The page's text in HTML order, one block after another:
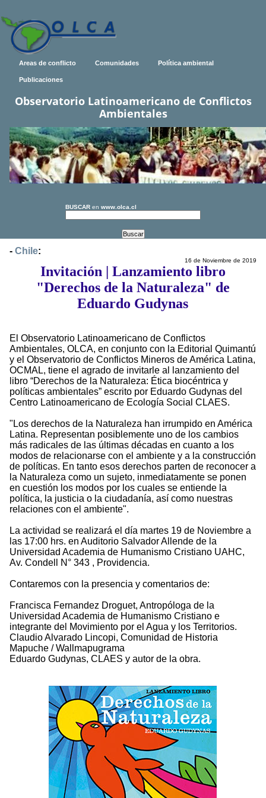
Areas de conflicto Comunidades Política ambiental
Publicaciones
Observatorio Latinoamericano de Conflictos
Ambientales
BUSCAR en www.olca.cl
- Chile:
16 de Noviembre de 2019
Invitación | Lanzamiento libro
"Derechos de la Naturaleza" de
Eduardo Gudynas
El Observatorio Latinoamericano de Conflictos
Ambientales, OLCA, en conjunto con la Editorial Quimantú
y el Observatorio de Conflictos Mineros de América Latina,
OCMAL, tiene el agrado de invitarle al lanzamiento del
libro “Derechos de la Naturaleza: Ética biocéntrica y
políticas ambientales” escrito por Eduardo Gudynas del
Centro Latinoamericano de Ecología Social CLAES.
"Los derechos de la Naturaleza han irrumpido en América
Latina. Representan posiblemente uno de los cambios
más radicales de las últimas décadas en cuanto a los
modos de relacionarse con el ambiente y a la construcción
de políticas. En tanto esos derechos parten de reconocer a
la Naturaleza como un sujeto, inmediatamente se ponen
en cuestión los modos por los cuales se entiende la
política, la justicia o la ciudadanía, así como nuestras
relaciones con el ambiente".
La actividad se realizará el día martes 19 de Noviembre a
las 17:00 hrs. en Auditorio Salvador Allende de la
Universidad Academia de Humanismo Cristiano UAHC,
Av. Condell N° 343 , Providencia.
Contaremos con la presencia y comentarios de:
Francisca Fernandez Droguet, Antropóloga de la
Universidad Academia de Humanismo Cristiano e
integrante del Movimiento por el Agua y los Territorios.
Claudio Alvarado Lincopi, Comunidad de Historia
Mapuche / Wallmapugrama
Eduardo Gudynas, CLAES y autor de la obra.